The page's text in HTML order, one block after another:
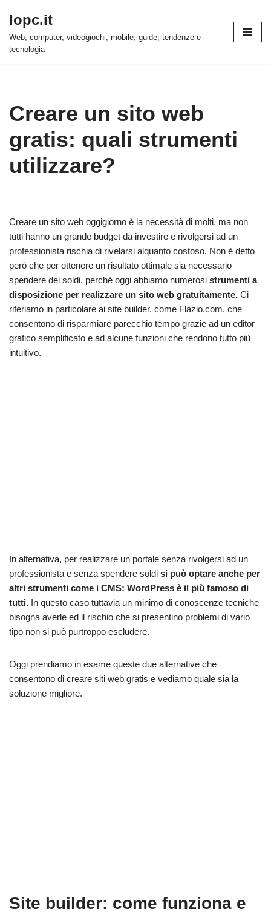
Vai
al
Iopc.it
Web, computer, videogiochi, mobile, guide, tendenze e
tecnologia
Creare un sito web
gratis: quali strumenti
utilizzare?
Creare un sito web oggigiorno è la necessità di molti, ma non
tutti hanno un grande budget da investire e rivolgersi ad un
professionista rischia di rivelarsi alquanto costoso. Non è detto
però che per ottenere un risultato ottimale sia necessario
spendere dei soldi, perché oggi abbiamo numerosi strumenti a
disposizione per realizzare un sito web gratuitamente. Ci
riferiamo in particolare ai site builder, come Flazio.com, che
consentono di risparmiare parecchio tempo grazie ad un editor
grafico semplificato e ad alcune funzioni che rendono tutto più
intuitivo.
In alternativa, per realizzare un portale senza rivolgersi ad un
professionista e senza spendere soldi si può optare anche per
altri strumenti come i CMS: WordPress è il più famoso di
tutti. In questo caso tuttavia un minimo di conoscenze tecniche
bisogna averle ed il rischio che si presentino problemi di vario
tipo non si può purtroppo escludere.
Oggi prendiamo in esame queste due alternative che
consentono di creare siti web gratis e vediamo quale sia la
soluzione migliore.
Site builder: come funziona e